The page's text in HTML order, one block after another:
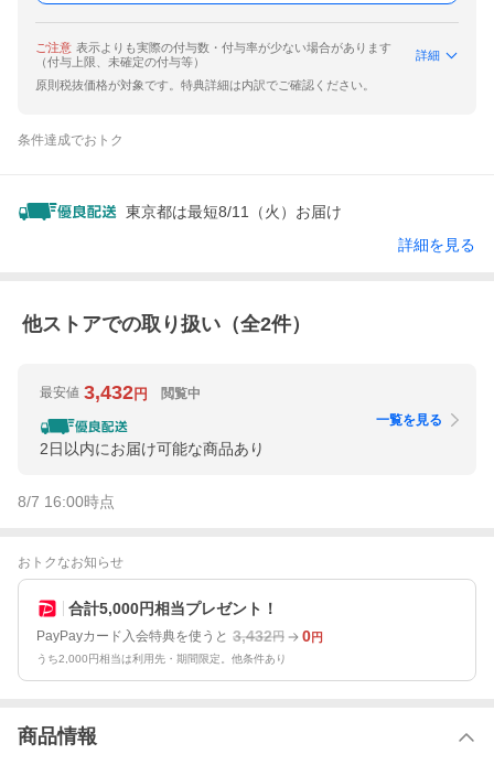
ご注意 表示よりも実際の付与数・付与率が少ない場合があります
（付与上限、未確定の付与等）
詳細
原則税抜価格が対象です。特典詳細は内訳でご確認ください。
条件達成でおトク
東京都は最短8/11（火）お届け
詳細を見る
他ストアでの取り扱い（全2件）
最安値 3,432円 閲覧中
2日以内にお届け可能な商品あり
一覧を見る
8/7 16:00時点
おトクなお知らせ
合計5,000円相当プレゼント！
PayPayカード入会特典を使うと 3,432円 0円
うち2,000円相当は利用先・期間限定。他条件あり
商品情報